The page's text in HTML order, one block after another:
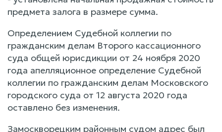
предмета залога в размере сумма.
Определением Судебной коллегии по
гражданским делам Второго кассационного
суда общей юрисдикции от 24 ноября 2020
года апелляционное определение Судебной
коллегии по гражданским делам Московского
городского суда от 12 августа 2020 года
оставлено без изменения.
Замоскворецким районным судом адрес был